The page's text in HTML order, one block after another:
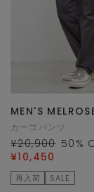
MEN'S
カーゴパンツ
¥20,900 50 %
¥10,450
再入荷 SALE